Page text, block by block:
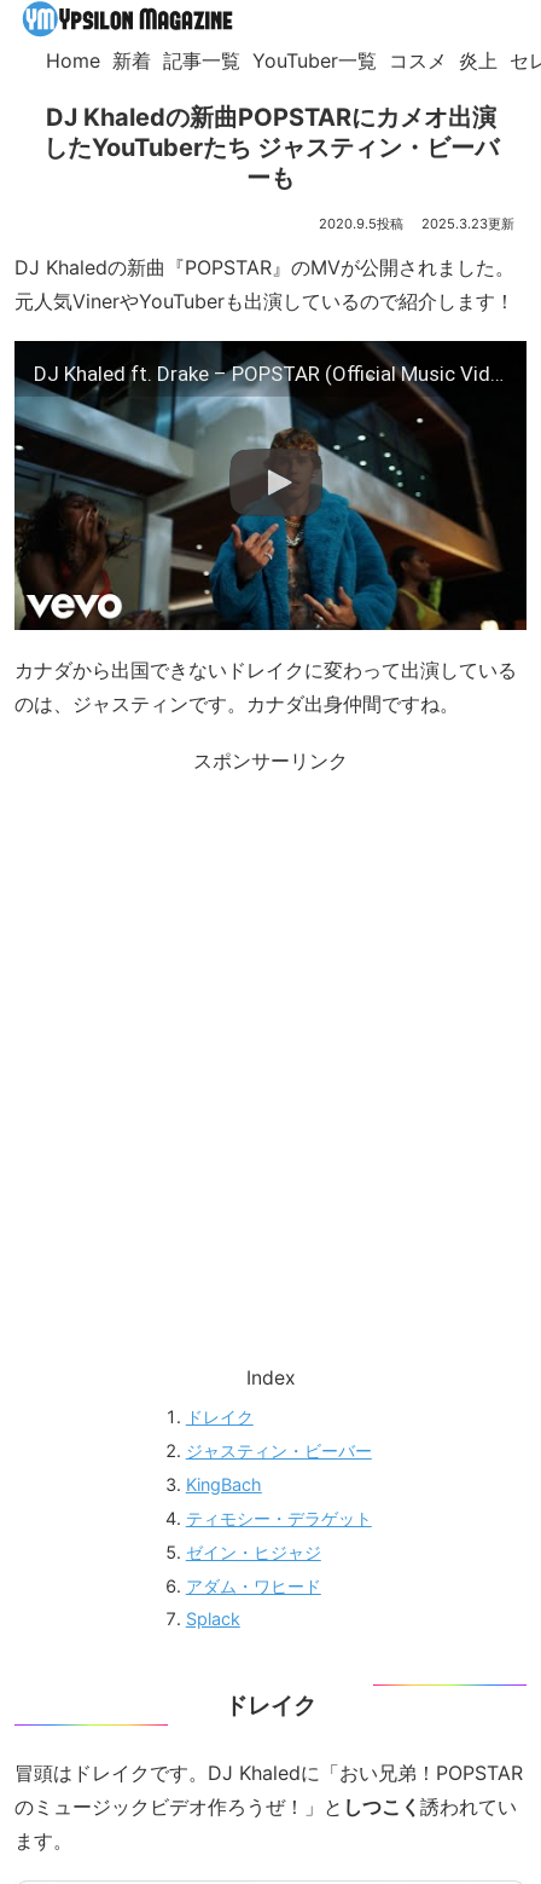
Home 新着 記事一覧 YouTuber一覧 コスメ 炎上 セ
DJ Khaledの新曲POPSTARにカメオ出演
したYouTuberたち ジャスティン・ビーバ
ーも
2020.9.5 2025.3.23
DJ Khaledの新曲『POPSTAR』のMVが公開されました。
元人気VinerやYouTuberも出演しているので紹介します！
DJ Khaled ft. Drake – POPSTAR (Official Music Video – Starring Justin Bieber)
カナダから出国できないドレイクに変わって出演している
のは、ジャスティンです。カナダ出身仲間ですね。
スポンサーリンク
Index
ドレイク
ジャスティン・ビーバー
KingBach
ティモシー・デラゲット
ゼイン・ヒジャジ
アダム・ワヒード
Splack
ドレイク
冒頭はドレイクです。DJ Khaledに「おい兄弟！POPSTAR
のミュージックビデオ作ろうぜ！」と しつこく 誘われてい
ます。